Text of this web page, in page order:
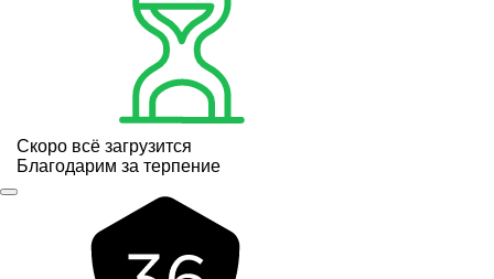
Скоро всё загрузится
Благодарим за терпение